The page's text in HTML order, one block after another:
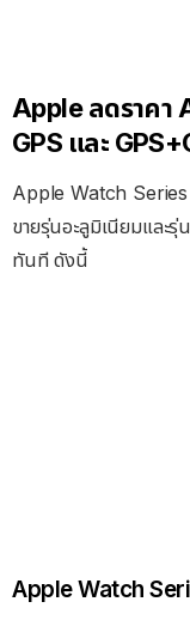
Apple ลดราคา
GPS และ
Apple Watch
ขายรุ่นอะลูมิเนียมและ
ทันที ดังนี้
Apple Watch